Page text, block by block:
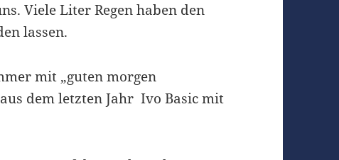
Viele Liter Regen haben den
lassen.
mit „guten morgen
dem letzten Jahr Ivo Basic mit